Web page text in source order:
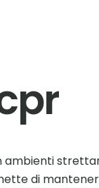
ambienti
di